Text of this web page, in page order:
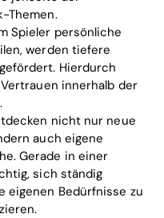
Themen.
Spieler persönliche
werden tiefere
Hierdurch
innerhalb der
nicht nur neue
auch eigene
Gerade in einer
sich ständig
eigenen Bedürfnisse zu